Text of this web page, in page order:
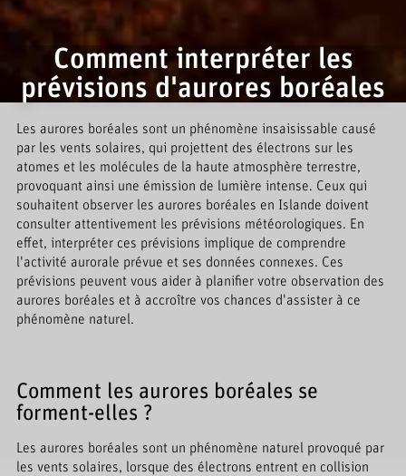
Comment interpréter les
prévisions d'aurores boréales
Les aurores boréales sont un phénomène insaisissable causé
par les vents solaires, qui projettent des électrons sur les
atomes et les molécules de la haute atmosphère terrestre,
provoquant ainsi une émission de lumière intense. Ceux qui
souhaitent observer les aurores boréales en Islande doivent
consulter attentivement les prévisions météorologiques. En
effet, interpréter ces prévisions implique de comprendre
l'activité aurorale prévue et ses données connexes. Ces
prévisions peuvent vous aider à planifier votre observation des
aurores boréales et à accroître vos chances d'assister à ce
phénomène naturel.
Comment les aurores boréales se
forment-elles ?
Les aurores boréales sont un phénomène naturel provoqué par
les vents solaires, lorsque des électrons entrent en collision